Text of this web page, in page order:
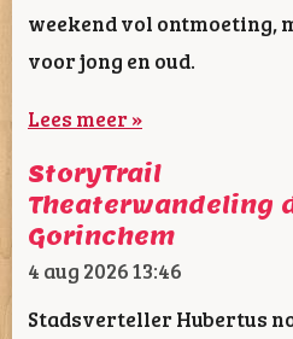
weekend vol ontmoeting,
voor jong en oud.
Lees meer »
StoryTrail
Theaterwandeling
Gorinchem
4 aug 202613:46
Stadsverteller Hubertus